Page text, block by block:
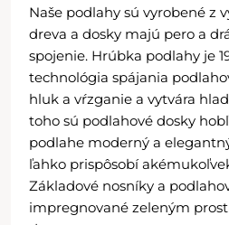
Naše podlahy sú vyrobené z
dreva a dosky majú pero a
spojenie. Hrúbka podlahy je
technológia spájania
hluk a vŕzganie a vytvára
toho sú podlahové dosky
podlahe moderný a
ľahko prispôsobí
Základové nosníky a
impregnované zeleným